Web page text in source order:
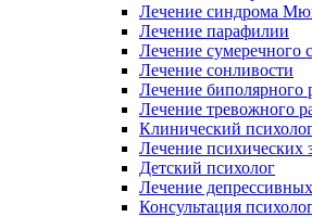
Лечение синдрома
Лечение парафилии
Лечение сумеречного
Лечение сонливости
Лечение биполярного
Лечение тревожного
Клинический
Лечение психических
Детский психолог
Лечение
Консультация